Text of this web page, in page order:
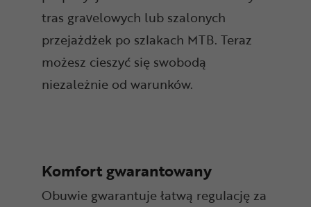
tras gravelowych lub szalonych
przejażdżek po szlakach MTB. Teraz
możesz cieszyć się swobodą
niezależnie od warunków.
Komfort gwarantowany
Obuwie gwarantuje łatwą regulację za